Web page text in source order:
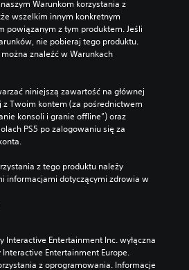
Warunkom korzystania z
wszelkim innym konkretnym
powiązanym z tym produktem. Jeśli
nie pobieraj tego produktu.
znaleźć w Warunkach
niniejszą zawartość na głównej
z Twoim kontem (za pośrednictwem
konsoli i granie offline”) oraz
PS5 po zalogowaniu się za
z tego produktu należy
informacjami dotyczącymi zdrowia w
Interactive Entertainment Inc. wyłączna
Entertainment Europe.
z oprogramowania. Informacje